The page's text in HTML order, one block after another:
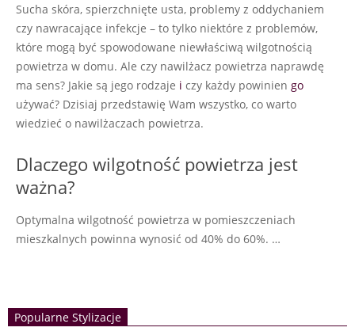
Sucha skóra, spierzchnięte usta, problemy z oddychaniem
czy nawracające infekcje – to tylko niektóre z problemów,
które mogą być spowodowane niewłaściwą wilgotnością
powietrza w domu. Ale czy nawilżacz powietrza naprawdę
ma sens? Jakie są jego rodzaje i czy każdy powinien go
używać? Dzisiaj przedstawię Wam wszystko, co warto
wiedzieć o nawilżaczach powietrza.
Dlaczego wilgotność powietrza jest
ważna?
Optymalna wilgotność powietrza w pomieszczeniach
mieszkalnych powinna wynosić od 40% do 60%. …
Popularne Stylizacje